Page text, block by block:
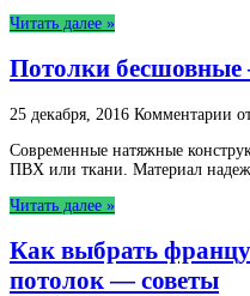
для
Читать далее »
Потолки
25 декабря, 2016 Комментарии к
Современные натяжные
ПВХ или ткани. Материал
Читать далее »
Как выбрать
потолок — советы